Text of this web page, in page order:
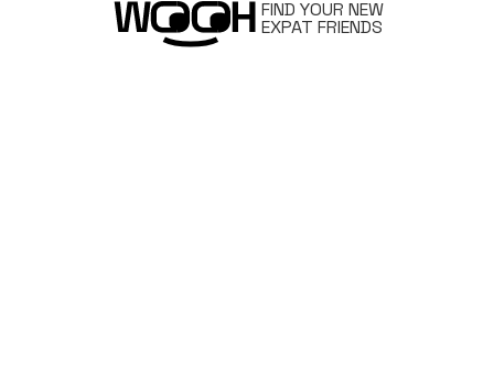
FIND YOUR NEW
EXPAT FRIENDS